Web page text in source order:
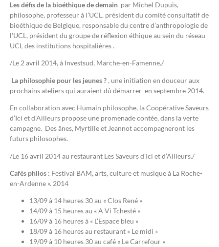
Les défis de la bioéthique de demain par Michel Dupuis,
philosophe, professeur à l’UCL, président du comité consultatif de
bioéthique de Belgique, responsable du centre d’anthropologie de
l’UCL, président du groupe de réflexion éthique au sein du réseau
UCL des institutions hospitalières .
/Le 2 avril 2014, à Investsud, Marche-en-Famenne./
La philosophie pour les jeunes ? , une initiation en douceur aux
prochains ateliers qui auraient dû démarrer en septembre 2014.
En collaboration avec Humain philosophe, la Coopérative Saveurs
d’Ici et d’Ailleurs propose une promenade contée, dans la verte
campagne. Des ânes, Myrtille et Jeannot accompagneront les
futurs philosophes.
/Le 16 avril 2014 au restaurant Les Saveurs d’Ici et d’Ailleurs./
Cafés philos : Festival BAM, arts, culture et musique à La Roche-
en-Ardenne ». 2014
13/09 à 14 heures 30 au « Clos René »
14/09 à 15 heures au « A Vi Tchesté »
16/09 à 16 heures à « L’Espace bleu »
18/09 à 16 heures au restaurant « Le midi »
19/09 à 10 heures 30 au café « Le Carrefour »